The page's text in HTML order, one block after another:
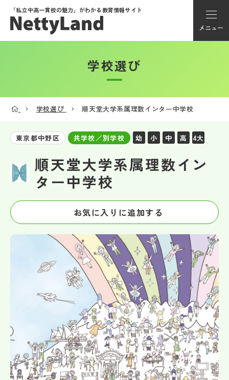
「私立中高一貫校の魅力」がわかる教育情報サイト
メニュー
アカウント登録
学校動画
私学探検隊
帰国生受験情報
説明会・イベント情報
学校からのお知らせ
学校HP最新情報
学校選び
学校選び 順天堂大学系属理数インター中学校
東京都中野区 共学校／別学校 幼 小 中 高 4大
順天堂大学系属理数イン
ター中学校
お気に入りに追加する